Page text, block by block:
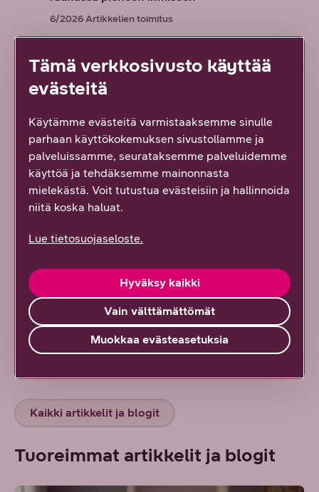
6/2026Artikkelien toimitus
Liikuntahaaste hyvän puolesta – DNA ja Aalto-
yliopisto TiK
6/2026 Julia Arko
Maijun agility-porukka on enemmän kuin
harrastus – se on yhteisö, joka kantaa myös
työpäivän yli
5/2026 Artikkelien toimitus
päätti kertoa asiasta suoraan töissä –
Artikkelien toimitus
Hoivavastuu ei saa jäädä näkymättömäksi työn
Kaikki artikkelit ja blogit
Tuoreimmat artikkelit ja blogit
Tämä verkkosivusto käyttää
evästeitä
Käytämme evästeitä varmistaaksemme sinulle
parhaan käyttökokemuksen sivustollamme ja
palveluissamme, seurataksemme palveluidemme
käyttöä ja tehdäksemme mainonnasta
mielekästä. Voit tutustua evästeisiin ja hallinnoida
niitä koska haluat.
Lue tietosuojaseloste.
Vain välttämättömät
Hyväksy kaikki
Muokkaa evästeasetuksia